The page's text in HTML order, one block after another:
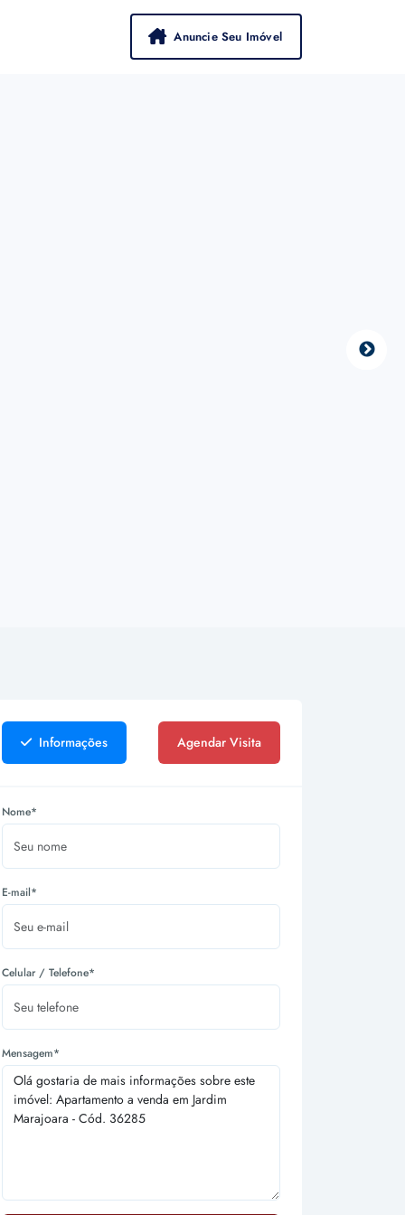
Anuncie Seu Imóvel
Informações Agendar Visita
Nome*
E-mail*
Celular / Telefone*
Mensagem*